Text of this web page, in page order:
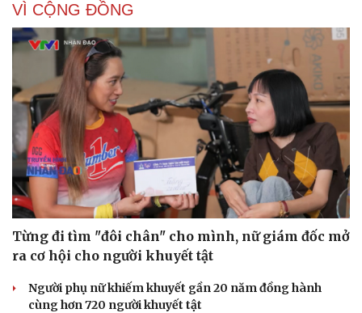
Cải chính
VÌ CỘNG ĐỒNG
Từng đi tìm "đôi chân" cho mình, nữ giám đốc mở
ra cơ hội cho người khuyết tật
Người phụ nữ khiếm khuyết gần 20 năm đồng hành
cùng hơn 720 người khuyết tật